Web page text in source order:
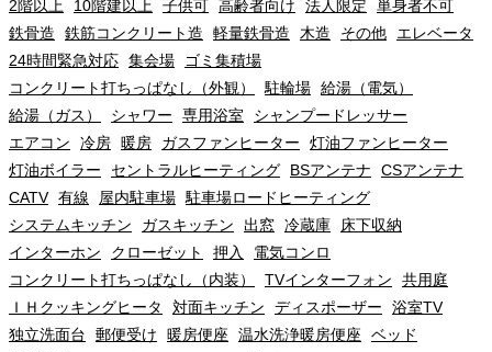
2階以上
10階建以上 子供可 高齢者向け 法人限定
単身者不可
鉄骨造
鉄筋コンクリート造 軽量鉄骨造 木造 その他
エレベータ
24時間緊急対応 集会場
ゴミ集積場
コンクリート打ちっぱなし（外観）
駐輪場 給湯（電気）
給湯（ガス）
シャワー 専用浴室
シャンプードレッサー
エアコン
冷房 暖房 ガスファンヒーター
灯油ファンヒーター
灯油ボイラー
セントラルヒーティング BSアンテナ
CSアンテナ
CATV 有線 屋内駐車場 駐車場ロードヒーティング
システムキッチン
ガスキッチン 出窓 冷蔵庫
床下収納
インターホン
クローゼット 押入
電気コンロ
コンクリート打ちっぱなし（内装）
TVインターフォン
共用庭
ＩＨクッキングヒータ
対面キッチン ディスポーザー
浴室TV
独立洗面台
郵便受け 暖房便座 温水洗浄暖房便座
ベッド